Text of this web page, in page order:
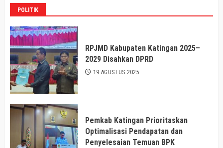
POLITIK
RPJMD Kabupaten Katingan 2025–
2029 Disahkan DPRD
19 AGUSTUS 2025
Pemkab Katingan Prioritaskan
Optimalisasi Pendapatan dan
Penyelesaian Temuan BPK